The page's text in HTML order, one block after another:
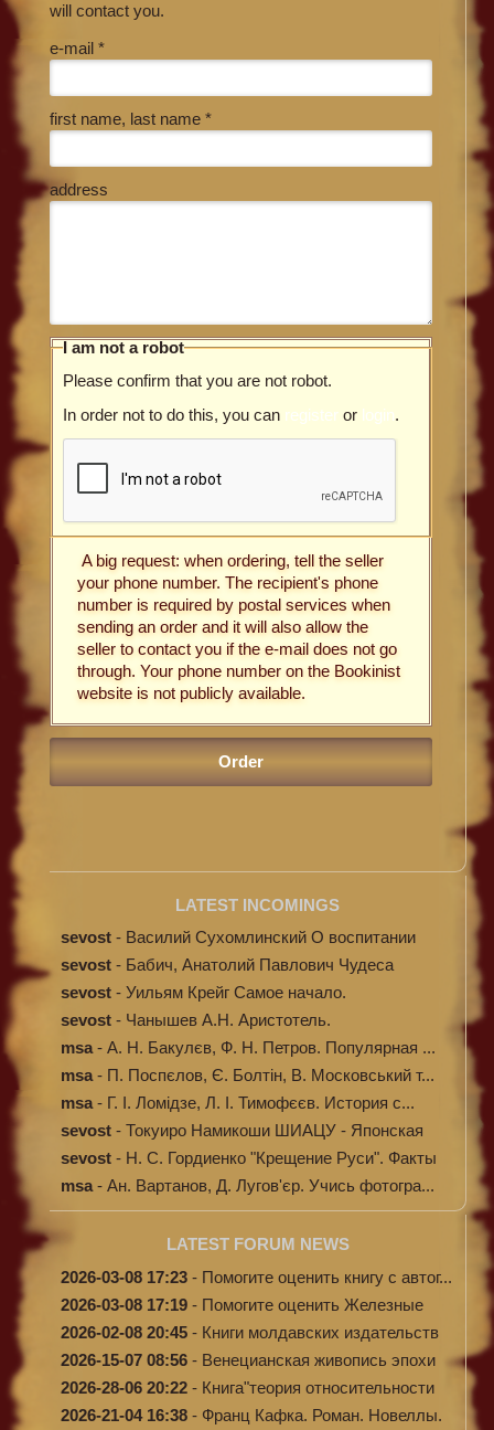
will contact you.
e-mail *
first name, last name *
address
I am not a robot
Please confirm that you are not robot.
In order not to do this, you can register or login.
A big request: when ordering, tell the seller
your phone number. The recipient's phone
number is required by postal services when
sending an order and it will also allow the
seller to contact you if the e-mail does not go
through. Your phone number on the Bookinist
website is not publicly available.
LATEST INCOMINGS
sevost - Василий Сухомлинский О воспитании
sevost - Бабич, Анатолий Павлович Чудеса
исцелени...
sevost - Уильям Крейг Самое начало.
Происхождение...
sevost - Чанышев А.Н. Аристотель.
msa - А. Н. Бакулєв, Ф. Н. Петров. Популярная ...
msa - П. Поспєлов, Є. Болтін, В. Московський т...
msa - Г. І. Ломідзе, Л. І. Тимофєєв. История с...
sevost - Токуиро Намикоши ШИАЦУ - Японская
терапи...
sevost - Н. С. Гордиенко "Крещение Руси". Факты
п...
msa - Ан. Вартанов, Д. Лугов'єр. Учись фотогра...
LATEST FORUM NEWS
2026-03-08 17:23 - Помогите оценить книгу с автог...
2026-03-08 17:19 - Помогите оценить Железные
доро...
2026-02-08 20:45 - Книги молдавских издательств
2026-15-07 08:56 - Венецианская живопись эпохи
Во...
2026-28-06 20:22 - Книга"теория относительности
и...
2026-21-04 16:38 - Франц Кафка. Роман. Новеллы.